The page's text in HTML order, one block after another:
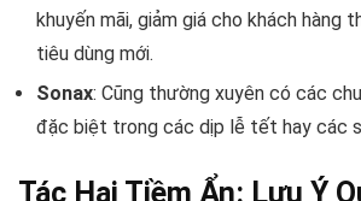
khuyến mãi, giảm giá cho khách hàng
tiêu dùng mới.
Sonax: Cũng thường xuyên có các
đặc biệt trong các dịp lễ tết hay các
Tác Hại Tiềm Ẩn: Lưu Ý